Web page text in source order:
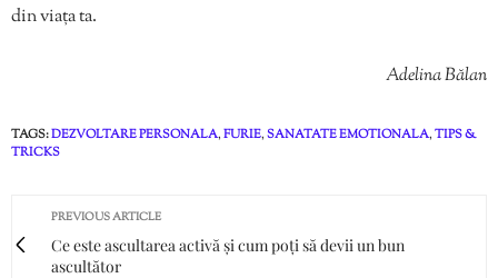
din viața ta.
Adelina Bălan
TAGS:DEZVOLTARE PERSONALA,FURIE,SANATATE EMOTIONALA,TIPS &
TRICKS
PREVIOUS ARTICLE
Ce este ascultarea activă și cum poți să devii un bun
ascultător